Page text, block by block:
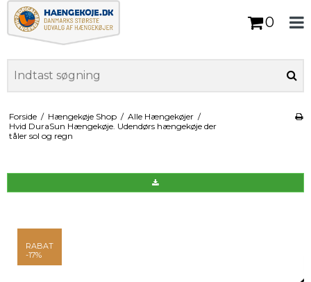
0
Forside / Hængekøje Shop / Alle Hængekøjer /
Hvid DuraSun Hængekøje. Udendørs hængekøje der
tåler sol og regn
RABAT
-17%